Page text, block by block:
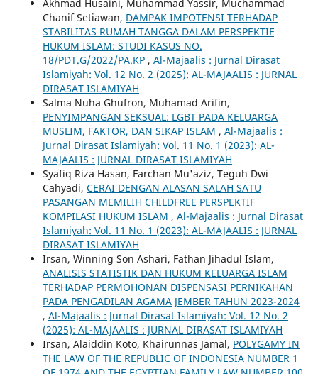
Akhmad Husaini, Muhammad Yassir, Muchammad
Chanif Setiawan, DAMPAK IMPOTENSI TERHADAP
STABILITAS RUMAH TANGGA DALAM PERSPEKTIF
HUKUM ISLAM: STUDI KASUS NO.
18/PDT.G/2022/PA.KP , Al-Majaalis : Jurnal Dirasat
Islamiyah: Vol. 12 No. 2 (2025): AL-MAJAALIS : JURNAL
DIRASAT ISLAMIYAH
Salma Nuha Ghufron, Muhamad Arifin,
PENYIMPANGAN SEKSUAL: LGBT PADA KELUARGA
MUSLIM, FAKTOR, DAN SIKAP ISLAM , Al-Majaalis :
Jurnal Dirasat Islamiyah: Vol. 11 No. 1 (2023): AL-
MAJAALIS : JURNAL DIRASAT ISLAMIYAH
Syafiq Riza Hasan, Farchan Mu'aziz, Teguh Dwi
Cahyadi, CERAI DENGAN ALASAN SALAH SATU
PASANGAN MEMILIH CHILDFREE PERSPEKTIF
KOMPILASI HUKUM ISLAM , Al-Majaalis : Jurnal Dirasat
Islamiyah: Vol. 11 No. 1 (2023): AL-MAJAALIS : JURNAL
DIRASAT ISLAMIYAH
Irsan, Winning Son Ashari, Fathan Jihadul Islam,
ANALISIS STATISTIK DAN HUKUM KELUARGA ISLAM
TERHADAP PERMOHONAN DISPENSASI PERNIKAHAN
PADA PENGADILAN AGAMA JEMBER TAHUN 2023-2024
, Al-Majaalis : Jurnal Dirasat Islamiyah: Vol. 12 No. 2
(2025): AL-MAJAALIS : JURNAL DIRASAT ISLAMIYAH
Irsan, Alaiddin Koto, Khairunnas Jamal, POLYGAMY IN
THE LAW OF THE REPUBLIC OF INDONESIA NUMBER 1